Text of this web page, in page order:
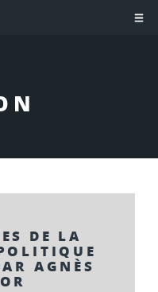
DE LA
AGNÈS